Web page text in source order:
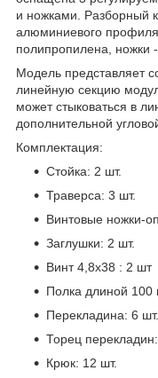
и ножками. Разборный
алюминиевого
полипропилена, ножки -
Модель представляет
линейную секцию
может стыковаться в
дополнительной
Комплектация:
Стойка: 2 шт.
Траверса: 3 шт.
Винтовые ножки-
Заглушки: 2 шт.
Винт 4,8x38 : 2 шт
Полка длиной 100
Перекладина: 6 шт.
Торец
Крюк: 12 шт.